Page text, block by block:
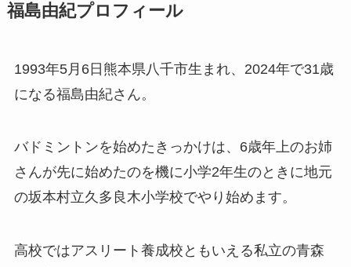
福島由紀プロフィール
1993年5月6日熊本県八千市生まれ、2024年で31歳
になる福島由紀さん。
バドミントンを始めたきっかけは、6歳年上のお姉
さんが先に始めたのを機に小学2年生のときに地元
の坂本村立久多良木小学校でやり始めます。
高校ではアスリート養成校ともいえる私立の青森